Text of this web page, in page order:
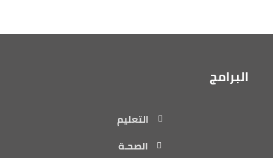
البرامج
التعليم
الصحـة